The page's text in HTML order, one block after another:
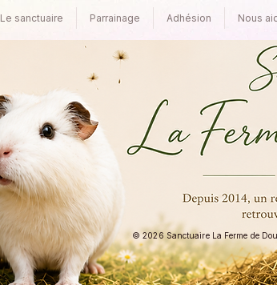
Le sanctuaire Parrainage Adhésion Nous
© 2026 Sanctuaire La Ferme de